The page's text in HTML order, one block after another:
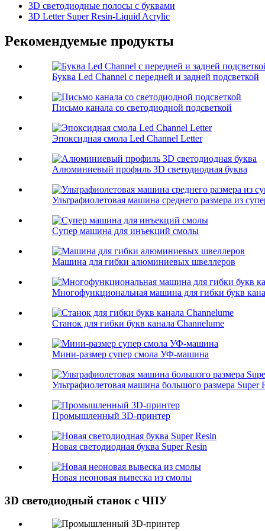
3D светодиодные полосы с буквами
3D Letter Super Resin-Liquid Acrylic
Рекомендуемые продукты
Буква Led Channel с передней и задней подсветкой
Письмо канала со светодиодной подсветкой
Эпоксидная смола Led Channel Letter
Алюминиевый профиль 3D светодиодная буква
Ультрафиолетовая машина среднего размера из
Супер машина для инъекций смолы
Машина для гибки алюминиевых швеллеров
Многофункциональная машина для гибки букв
Станок для гибки букв канала Channelume
Мини-размер супер смола УФ-машина
Ультрафиолетовая машина большого размера Super
Промышленный 3D-принтер
Новая светодиодная буква Super Resin
Новая неоновая вывеска из смолы
3D светодиодный станок с ЧПУ